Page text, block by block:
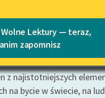
dla
z
Katalog w
Wolne Lektury — teraz,
zapomnisz
z najistotniejszych
na bycie w świecie, na